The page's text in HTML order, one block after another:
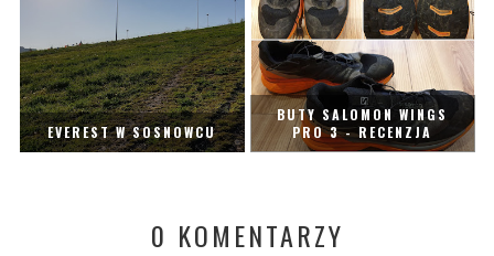
EVEREST W SOSNOWCU
BUTY SALOMON WINGS
PRO 3 - RECENZJA
0 KOMENTARZY